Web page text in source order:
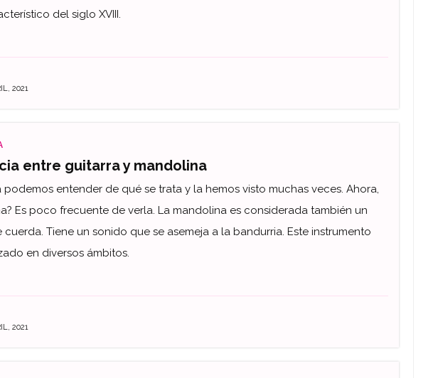
del siglo XVIII.
2021
entre guitarra y mandolina
podemos entender de qué se trata y la hemos visto muchas veces. Ahora,
Es poco frecuente de verla. La mandolina es considerada también un
Tiene un sonido que se asemeja a la bandurria. Este instrumento
en diversos ámbitos.
2021